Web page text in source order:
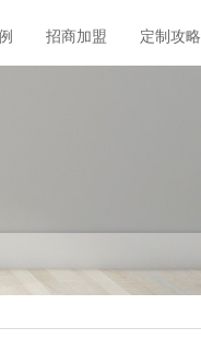
招商加盟 定制攻略